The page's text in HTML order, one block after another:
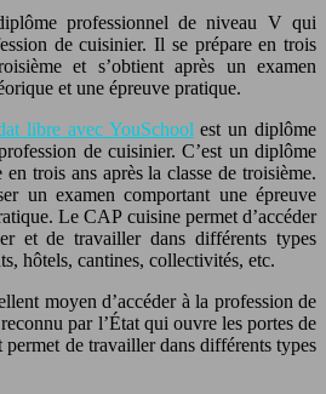
professionnel de niveau V qui
de cuisinier. Il se prépare en trois
et s’obtient après un examen
et une épreuve pratique.
libre avec YouSchool est un diplôme
de cuisinier. C’est un diplôme
trois ans après la classe de troisième.
un examen comportant une épreuve
Le CAP cuisine permet d’accéder
et de travailler dans différents types
hôtels, cantines, collectivités, etc.
moyen d’accéder à la profession de
par l’État qui ouvre les portes de
permet de travailler dans différents types